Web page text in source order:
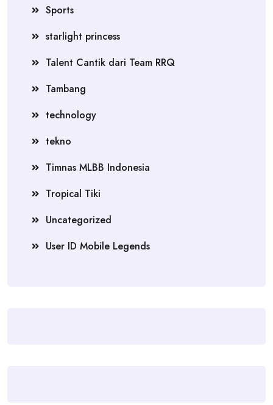
Sports
starlight princess
Talent Cantik dari Team RRQ
Tambang
technology
tekno
Timnas MLBB Indonesia
Tropical Tiki
Uncategorized
User ID Mobile Legends